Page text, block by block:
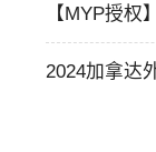
中 ！
【MYP授权
权的MYP世
2024加拿达